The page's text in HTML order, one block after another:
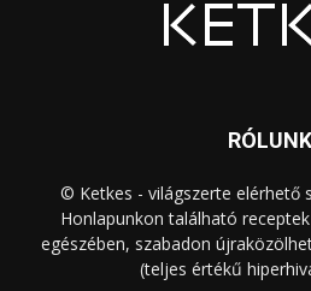
RÓLUNK
© Ketkes - világszerte elérhető
Honlapunkon található
egészében, szabadon
(teljes értékű